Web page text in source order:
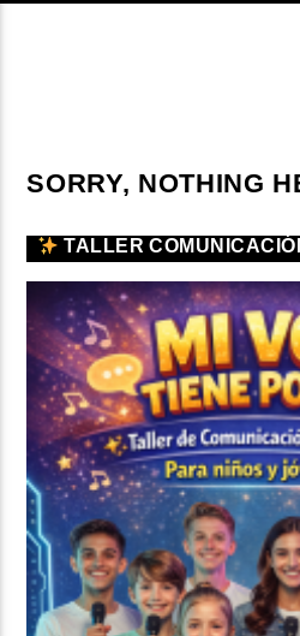
TITLE
CURRENT SHOW
TROPICAL
3:00 AM 6:00 AM
Beone Radio
SORRY, NOTHING
TALLER